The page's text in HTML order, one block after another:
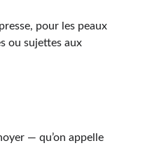
pour les peaux
ou sujettes aux
— qu’on appelle